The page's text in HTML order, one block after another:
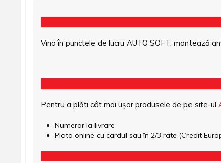
Vino în punctele de lucru AUTO SOFT, montează
Pentru a plăti cât mai ușor produsele de pe site-ul
Numerar la livrare
Plata online cu cardul sau în 2/3 rate (Credit